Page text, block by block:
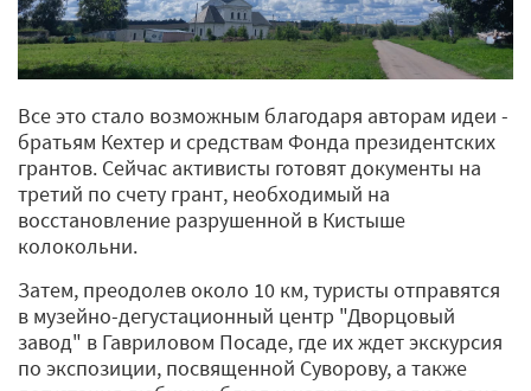
Все это стало возможным благодаря авторам идеи -
братьям Кехтер и средствам Фонда президентских
грантов. Сейчас активисты готовят документы на
третий по счету грант, необходимый на
восстановление разрушенной в Кистыше
колокольни.
Затем, преодолев около 10 км, туристы отправятся
в музейно-дегустационный центр "Дворцовый
завод" в Гавриловом Посаде, где их ждет экскурсия
по экспозиции, посвященной Суворову, а также